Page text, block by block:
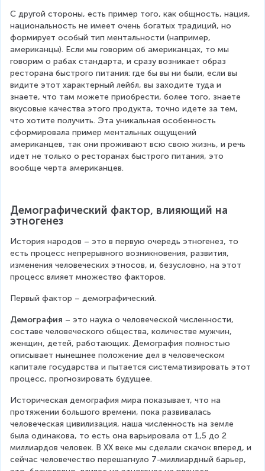
С другой стороны, есть пример того, как общность, нация,
национальность не имеет очень богатых традиций, но
формирует особый тип ментальности (например,
американцы). Если мы говорим об американцах, то мы
говорим о рабах стандарта, и сразу возникает образ
ресторана быстрого питания: где бы вы ни были, если вы
видите этот характерный лейбл, вы заходите туда и
знаете, что там можете приобрести, более того, знаете
вкусовые качества этого продукта, точно идете за тем,
что хотите получить. Эта уникальная особенность
сформировала пример ментальных ощущений
американцев, так они проживают всю свою жизнь, и речь
идет не только о ресторанах быстрого питания, это
вообще черта американцев.
Демографический фактор, влияющий на
этногенез
История народов – это в первую очередь этногенез, то
есть процесс непрерывного возникновения, развития,
изменения человеческих этносов, и, безусловно, на этот
процесс влияет множество факторов.
Первый фактор – демографический.
Демография – это наука о человеческой численности,
составе человеческого общества, количестве мужчин,
женщин, детей, работающих. Демография полностью
описывает нынешнее положение дел в человеческом
капитале государства и пытается систематизировать этот
процесс, прогнозировать будущее.
Историческая демография мира показывает, что на
протяжении большого времени, пока развивалась
человеческая цивилизация, наша численность на земле
была одинакова, то есть она варьировала от 1,5 до 2
миллиардов человек. В XX веке мы сделали скачок вперед, и
сейчас человечество перешагнуло 7-миллиардный барьер,